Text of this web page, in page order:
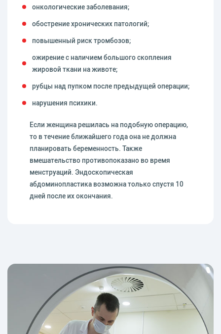
онкологические заболевания;
обострение хронических патологий;
повышенный риск тромбозов;
ожирение с наличием большого скопления
жировой ткани на животе;
рубцы над пупком после предыдущей операции;
нарушения психики.
Если женщина решилась на подобную операцию,
то в течение ближайшего года она не должна
планировать беременность. Также
вмешательство противопоказано во время
менструаций. Эндоскопическая
абдоминопластика возможна только спустя 10
дней после их окончания.